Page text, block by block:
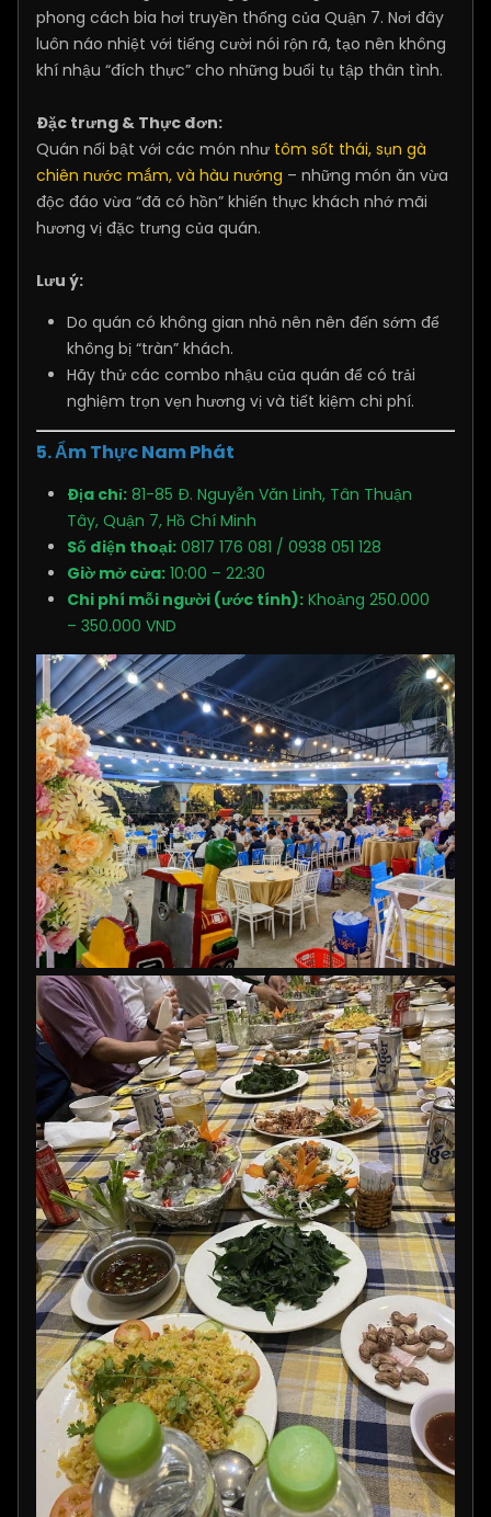
phong cách bia hơi truyền thống của Quận 7. Nơi đây
luôn náo nhiệt với tiếng cười nói rộn rã, tạo nên không
khí nhậu “đích thực” cho những buổi tụ tập thân tình.
Đặc trưng & Thực đơn:
Quán nổi bật với các món như tôm sốt thái, sụn gà
chiên nước mắm, và hàu nướng – những món ăn vừa
độc đáo vừa “đã có hồn” khiến thực khách nhớ mãi
hương vị đặc trưng của quán.
Lưu ý:
Do quán có không gian nhỏ nên nên đến sớm để
không bị “tràn” khách.
Hãy thử các combo nhậu của quán để có trải
nghiệm trọn vẹn hương vị và tiết kiệm chi phí.
5. Ẩm Thực Nam Phát
Địa chỉ: 81-85 Đ. Nguyễn Văn Linh, Tân Thuận
Tây, Quận 7, Hồ Chí Minh
Số điện thoại: 0817 176 081 / 0938 051 128
Giờ mở cửa: 10:00 – 22:30
Chi phí mỗi người (ước tính): Khoảng 250.000
– 350.000 VND